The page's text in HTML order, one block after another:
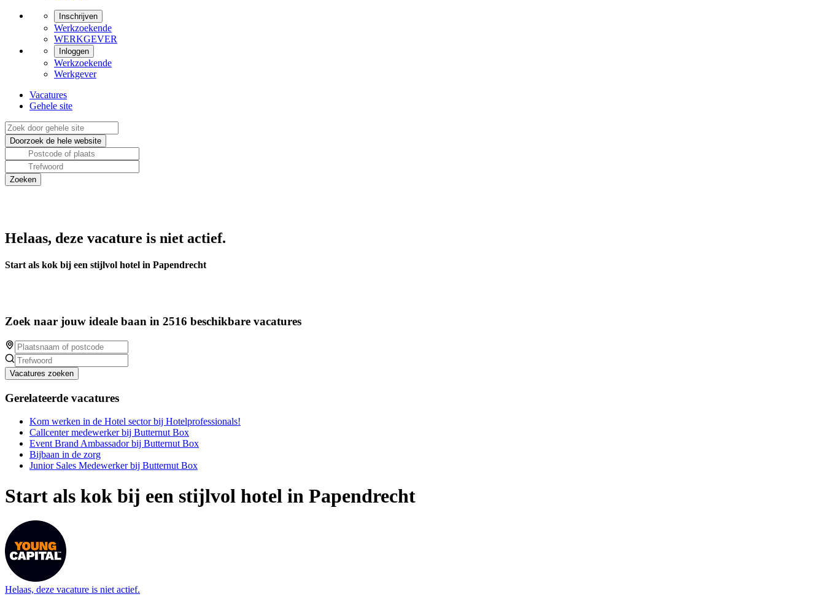
Inschrijven
Werkzoekende
WERKGEVER
Inloggen
Werkzoekende
Werkgever
Vacatures
Gehele site
Helaas, deze vacature is niet actief.
Start als kok bij een stijlvol hotel in Papendrecht
Zoek naar jouw ideale baan in 2516 beschikbare vacatures
Vacatures zoeken
Gerelateerde vacatures
Kom werken in de Hotel sector bij Hotelprofessionals!
Callcenter medewerker bij Butternut Box
Event Brand Ambassador bij Butternut Box
Bijbaan in de zorg
Junior Sales Medewerker bij Butternut Box
Start als kok bij een stijlvol hotel in Papendrecht
Helaas, deze vacature is niet actief.